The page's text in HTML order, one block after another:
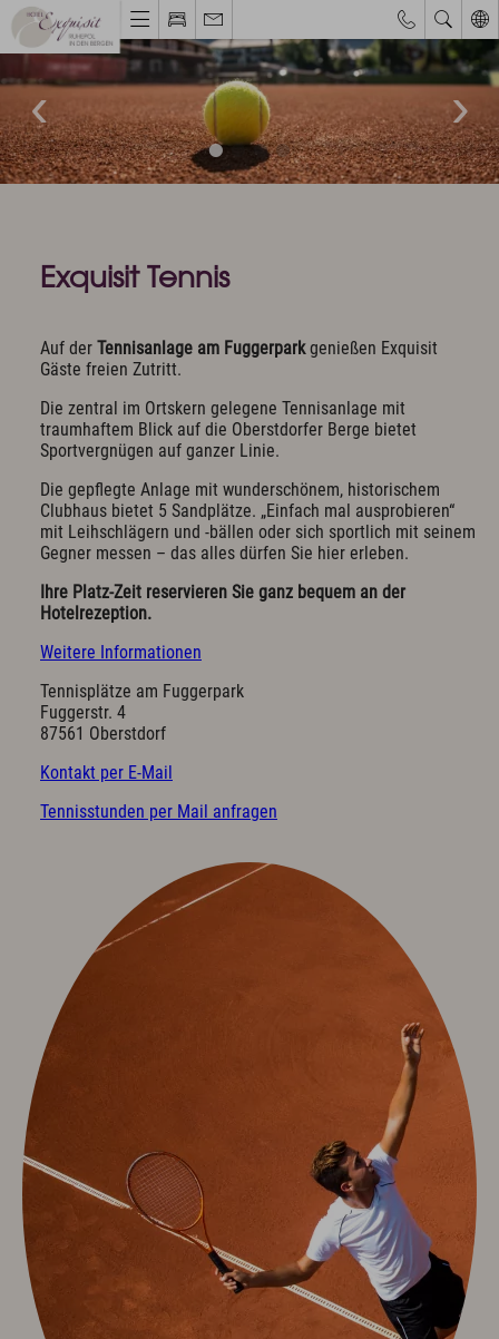
Webcams & Wetterbericht Eventkalender
Hotel & Ruhepol
Bilder & Impressionen
Hotelbewertungen
Zimmer & Angebote
Zimmer, Suiten & Preise
Exquisite Angebote
Inklusivleistungen
Allgäu Walser Pass Premium
Exquisit Business - Tagen & Feiern
Kulinarik & Genuss
Frühstück im Hotel
Mittag & mehr
Kulinarischer Abend
Events
Feiern & Hochzeiten
Wellness & Spa
Philosophie
Spa Anwendungen
Ruheoasen
Exquisit Garten
Sport & Aktiv
Golf mit Ausblick
Aktivprogramm inklusive
Exquisit Bergwanderwochen 2026
Wintersport
Exquisit Eisgala
Allgäuer Abend
Exquisit Tennis
Auf der Tennisanlage am Fuggerparkgenießen Exquisit
Gäste freien Zutritt.
Die zentral im Ortskern gelegene Tennisanlage mit
traumhaftem Blick auf die Oberstdorfer Berge bietet
Sportvergnügen auf ganzer Linie.
Die gepflegte Anlage mit wunderschönem, historischem
Clubhaus bietet 5 Sandplätze. „Einfach mal ausprobieren“
mit Leihschlägern und -bällen oder sich sportlich mit seinem
Gegner messen – das alles dürfen Sie hier erleben.
Ihre Platz-Zeit reservieren Sie ganz bequem an der
Hotelrezeption.
Weitere Informationen
Tennisplätze am Fuggerpark
Fuggerstr. 4
87561 Oberstdorf
Kontakt per E-Mail
Tennisstunden per Mail anfragen